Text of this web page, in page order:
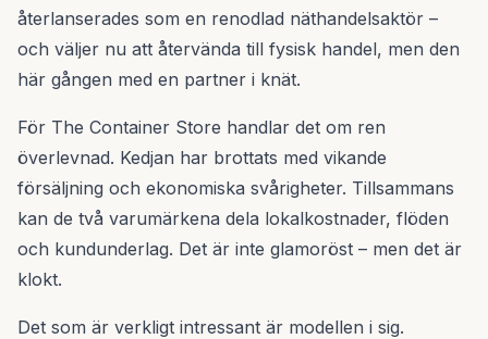
återlanserades som en renodlad näthandelsaktör –
och väljer nu att återvända till fysisk handel, men den
här gången med en partner i knät.
För The Container Store handlar det om ren
överlevnad. Kedjan har brottats med vikande
försäljning och ekonomiska svårigheter. Tillsammans
kan de två varumärkena dela lokalkostnader, flöden
och kundunderlag. Det är inte glamoröst – men det är
klokt.
Det som är verkligt intressant är modellen i sig.